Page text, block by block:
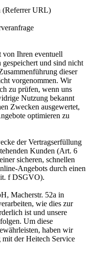
(Referrer URL)
von Ihren eventuell
gespeichert und sind nicht
dieser
vorgenommen. Wir
zu prüfen, wenn uns
Nutzung bekannt
Zwecken ausgewertet,
optimieren zu
der Vertragserfüllung
Kunden (Art. 6
sicheren, schnellen
Angebots durch einen
f DSGVO).
Macherstr. 52a in
wie dies zur
ist und unsere
Um diese
haben wir
der Heitech Service